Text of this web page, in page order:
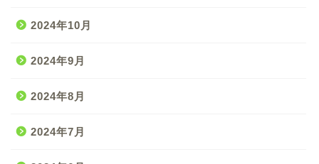
2024年10月
2024年9月
2024年8月
2024年7月